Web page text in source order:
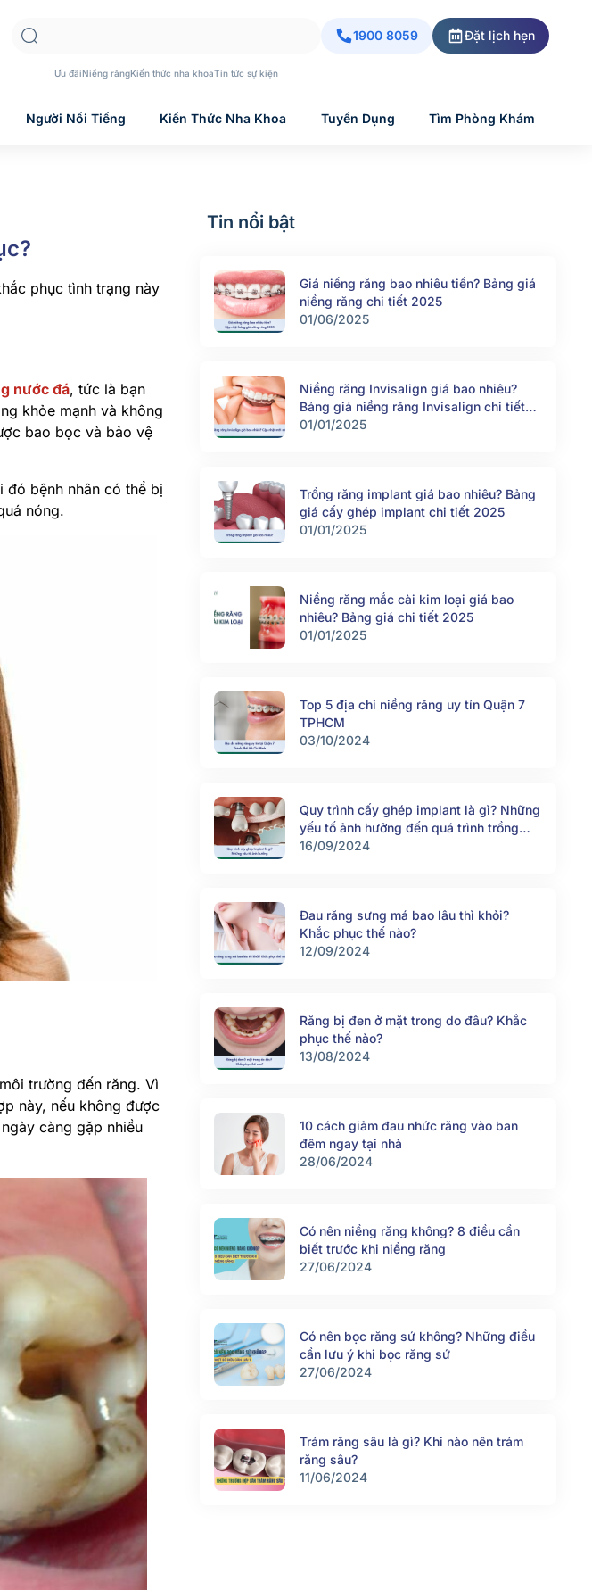
Ưu đãiNiềng răngKiến thức nha khoaTin tức sự kiện
1900 8059 Đặt lịch hẹn
Người Nổi Tiếng Kiến Thức Nha Khoa Tuyển Dụng Tìm Phòng Khám
phục tình trạng này
nước đá, tức là bạn
khỏe mạnh và không
bao bọc và bảo vệ
bệnh nhân có thể bị
nóng.
trường đến răng. Vì
này, nếu không được
càng gặp nhiều
Tin nổi bật
Giá niềng răng bao nhiêu tiền? Bảng giá
niềng răng chi tiết 2025
01/06/2025
Niềng răng Invisalign giá bao nhiêu?
Bảng giá niềng răng Invisalign chi tiết
2025
01/01/2025
Trồng răng implant giá bao nhiêu? Bảng
giá cấy ghép implant chi tiết 2025
01/01/2025
Niềng răng mắc cài kim loại giá bao
nhiêu? Bảng giá chi tiết 2025
01/01/2025
Top 5 địa chỉ niềng răng uy tín Quận 7
TPHCM
03/10/2024
Quy trình cấy ghép implant là gì? Những
yếu tố ảnh hưởng đến quá trình trồng
răng implant
16/09/2024
Đau răng sưng má bao lâu thì khỏi?
Khắc phục thế nào?
12/09/2024
Răng bị đen ở mặt trong do đâu? Khắc
phục thế nào?
13/08/2024
10 cách giảm đau nhức răng vào ban
đêm ngay tại nhà
28/06/2024
Có nên niềng răng không? 8 điều cần
biết trước khi niềng răng
27/06/2024
Có nên bọc răng sứ không? Những điều
cần lưu ý khi bọc răng sứ
27/06/2024
Trám răng sâu là gì? Khi nào nên trám
răng sâu?
11/06/2024